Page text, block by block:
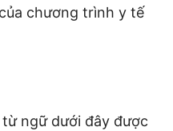
chương trình y tế
ngữ dưới đây được